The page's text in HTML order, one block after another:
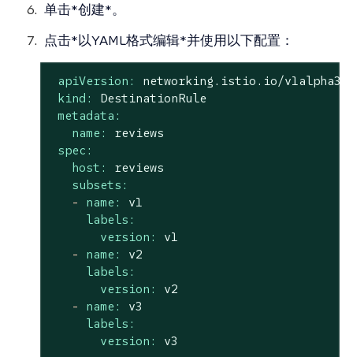
单击*创建*。
点击*以YAML格式编辑*并使用以下配置：
apiVersion:
networking.istio.io/v1alpha3
kind:
DestinationRule
metadata:
name:
reviews
spec:
host:
reviews
subsets:
-
name:
v1
labels:
version:
v1
-
name:
v2
labels:
version:
v2
-
name:
v3
labels:
version:
v3